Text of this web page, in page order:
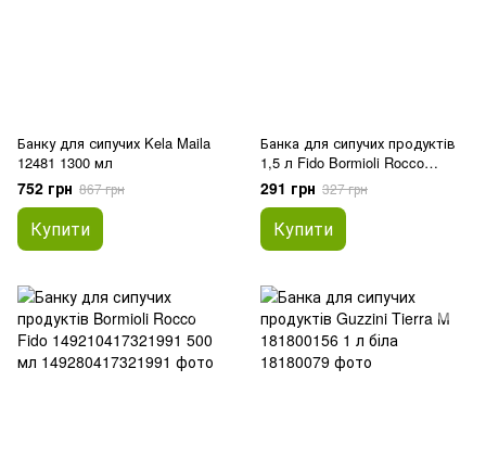
Банку для сипучих Kela Maila
12481 1300 мл
752 грн 867 грн
Купити
Банка для сипучих продуктів
1,5 л Fido Bormioli Rocco
149230417321991
291 грн 327 грн
Купити